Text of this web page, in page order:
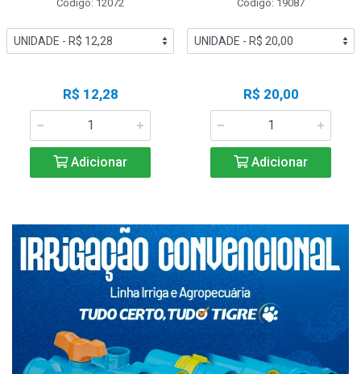
Código: 12072
R$ 12,28
Adicionar
Código: 19087
R$ 20,00
Adicionar